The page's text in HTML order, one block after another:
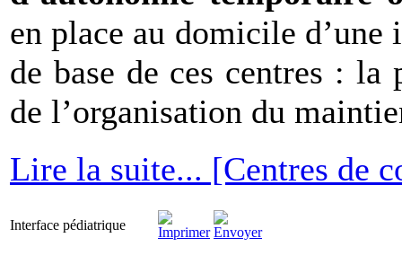
en place au domicile
de base de ces centres : la
de l’organisation du
Lire la suite... [Centres de
Interface pédiatrique